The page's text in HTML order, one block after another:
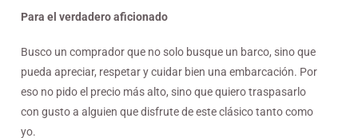
Para el verdadero aficionado
Busco un comprador que no solo busque un barco, sino que
pueda apreciar, respetar y cuidar bien una embarcación. Por
eso no pido el precio más alto, sino que quiero traspasarlo
con gusto a alguien que disfrute de este clásico tanto como
yo.